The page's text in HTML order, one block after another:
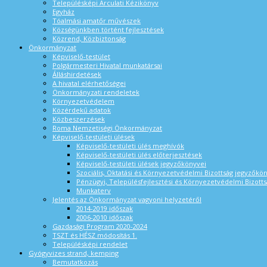
Településképi Arculati Kézikönyv
Egyház
Tóalmási amatőr művészek
Községünkben történt fejlesztések
Közrend, Közbiztonság
Önkormányzat
Képviselő-testület
Polgármesteri Hivatal munkatársai
Álláshirdetések
A hivatal elérhetőségei
Önkormányzati rendeletek
Környezetvédelem
Közérdekű adatok
Közbeszerzések
Roma Nemzetiségi Önkormányzat
Képviselő-testületi ülések
Képviselő-testületi ülés meghívók
Képviselő-testületi ülés előterjesztések
Képviselő-testületi ülések jegyzőkönyvei
Szociális, Oktatási és Környezetvédelmi Bizottság
Pénzügyi, Településfejlesztési és Környezetvédelmi
Munkaterv
Jelentés az Önkormányzat vagyoni helyzetéről
2014-2019 időszak
2006-2010 időszak
Gazdasági Program 2020-2024
TSZT és HÉSZ módosítás 1.
Településképi rendelet
Gyógyvizes strand, kemping
Bemutatkozás